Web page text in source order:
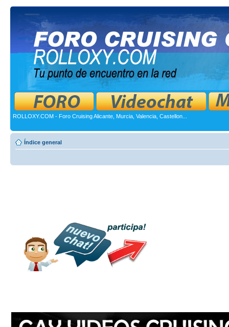
ROLLOXY.COM - Foro Cruising Alicante, Murcia, Valencia, Castellon...
Índice general